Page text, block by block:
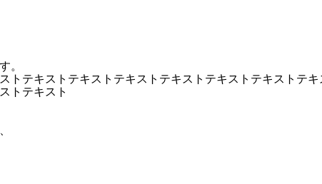
。
テキストテキストテキストテキストテキストテキストテ
トテキスト